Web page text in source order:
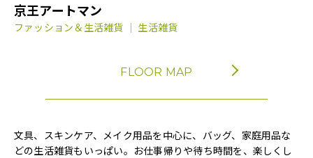
京王アートマン
ファッション＆生活雑貨 ｜ 生活雑貨
FLOOR MAP
文具、スキンケア、メイク用品を中心に、バッグ、家庭用品な
どの生活雑貨もいっぱい。お仕事帰りや待ち時間を、楽しくし